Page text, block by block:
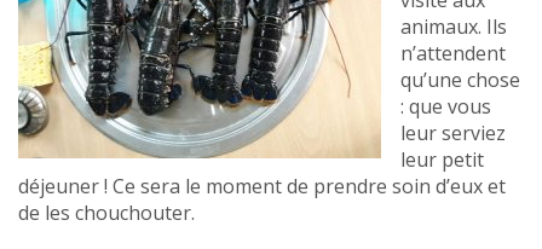
animaux. Ils
n’attendent
qu’une chose
: que vous
leur serviez
leur petit
déjeuner ! Ce sera le moment de prendre soin d’eux et
de les chouchouter.